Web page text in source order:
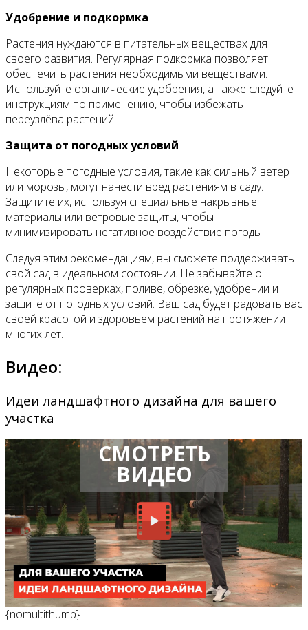
Удобрение и подкормка
Растения нуждаются в питательных веществах для
своего развития. Регулярная подкормка позволяет
обеспечить растения необходимыми веществами.
Используйте органические удобрения, а также следуйте
инструкциям по применению, чтобы избежать
переузлёва растений.
Защита от погодных условий
Некоторые погодные условия, такие как сильный ветер
или морозы, могут нанести вред растениям в саду.
Защитите их, используя специальные накрывные
материалы или ветровые защиты, чтобы
минимизировать негативное воздействие погоды.
Следуя этим рекомендациям, вы сможете поддерживать
свой сад в идеальном состоянии. Не забывайте о
регулярных проверках, поливе, обрезке, удобрении и
защите от погодных условий. Ваш сад будет радовать вас
своей красотой и здоровьем растений на протяжении
многих лет.
Видео:
Идеи ландшафтного дизайна для вашего
участка
СМОТРЕТЬ
ВИДЕО
{nomultithumb}